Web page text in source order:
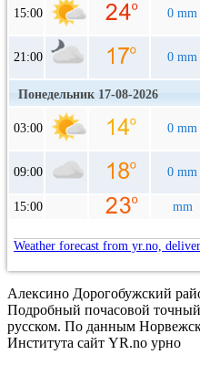
15:00 0 mm
21:00 0 mm
Понедельник 17-08-2026
03:00 0 mm
09:00 0 mm
15:00 mm
Weather forecast from yr.no,
Алексино Дорогобужский
Подробный почасовой
русском. По данным
Института сайт YR.no урно